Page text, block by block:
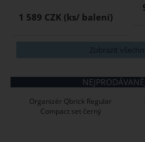
1 589 CZK
Zobrazit
Organizér Qbrick Regular
Compact set černý